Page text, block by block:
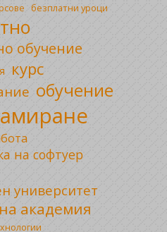
безплатни уроци
обучение
курс
обучение
на софтуер
университет
академия